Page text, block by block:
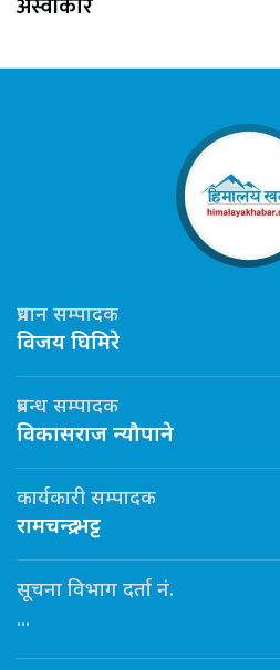
प्रधान सम्पादक
विजय घिमिरे
प्रबन्ध सम्पादक
विकासराज न्यौपाने
कार्यकारी सम्पादक
रामचन्द्र भट्ट
सूचना विभाग दर्ता नं.
...